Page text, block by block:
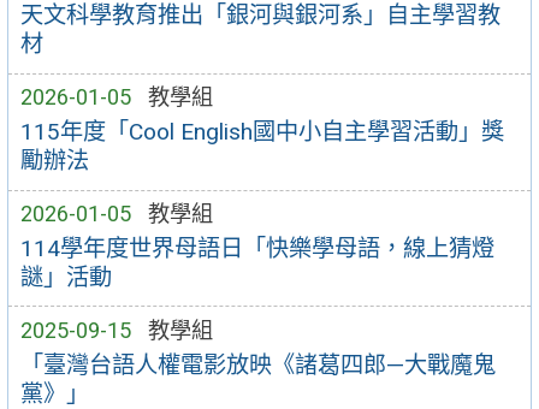
天文科學教育推出「銀河與銀河系」自主學習教
材
2026-01-05 教學組
115年度「Cool English國中小自主學習活動」獎
勵辦法
2026-01-05 教學組
114學年度世界母語日「快樂學母語，線上猜燈
謎」活動
2025-09-15 教學組
「臺灣台語人權電影放映《諸葛四郎—大戰魔鬼
黨》」